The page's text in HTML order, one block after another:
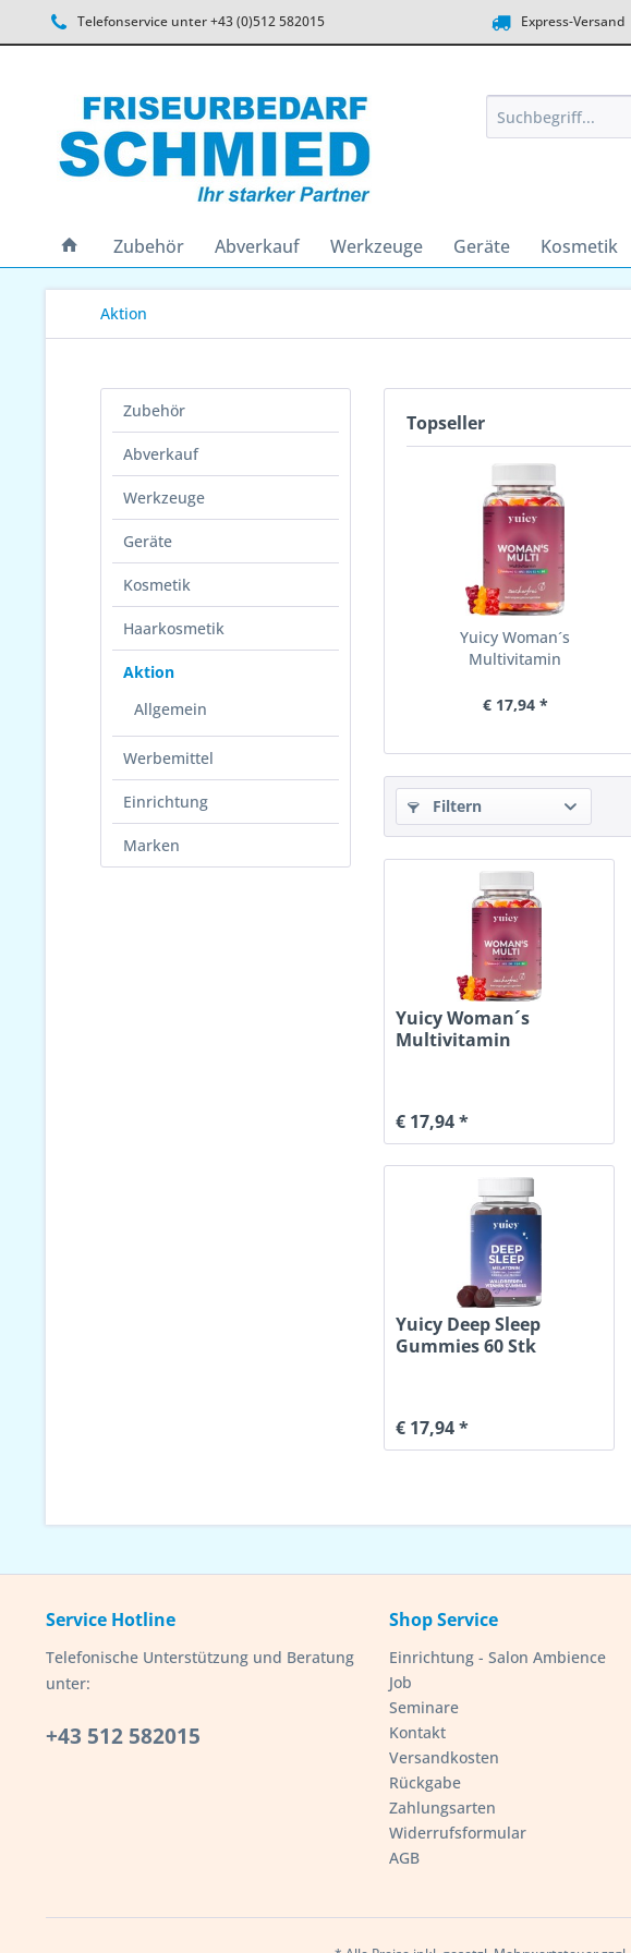
Telefonservice unter +43 (0)512 582015 Express-Versand
Zubehör Abverkauf Werkzeuge Geräte Kosmetik
Aktion
Zubehör
Abverkauf
Werkzeuge
Geräte
Kosmetik
Haarkosmetik
Aktion
Allgemein
Werbemittel
Einrichtung
Marken
Topseller
Yuicy Woman´s
Multivitamin
€ 17,94 *
Filtern
Yuicy Woman´s
Multivitamin
€ 17,94 *
Yuicy Deep Sleep
Gummies 60 Stk
€ 17,94 *
Service Hotline
Telefonische Unterstützung und Beratung
unter:
+43 512 582015
Shop Service
Einrichtung - Salon Ambience
Job
Seminare
Kontakt
Versandkosten
Rückgabe
Zahlungsarten
Widerrufsformular
AGB